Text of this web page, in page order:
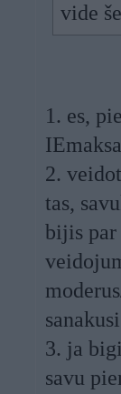
vide
1. es,
2.
tas,
bijis par
3. ja
savu